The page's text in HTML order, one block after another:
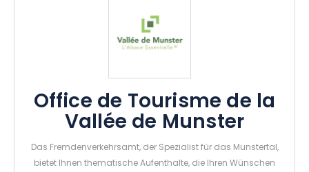
Office de Tourisme de la
Vallée de Munster
Das Fremdenverkehrsamt, der Spezialist für das Munstertal,
bietet Ihnen thematische Aufenthalte, die Ihren Wünschen